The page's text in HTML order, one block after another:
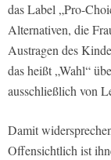
das Label „Pro-
Alternativen, die
Austragen des
das heißt „Wahl“
ausschließlich von
Damit
Offensichtlich ist